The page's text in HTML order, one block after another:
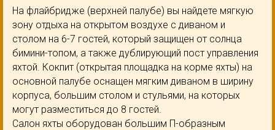
На флайбридже (верхней палубе) вы найдете мягкую
зону отдыха на открытом воздухе с диваном и
столом на 6-7 гостей, который защищен от солнца
бимини-топом, а также дублирующий пост управления
яхтой. Кокпит (открытая площадка на корме яхты) на
основной палубе оснащен мягким диваном в ширину
корпуса, большим столом и стульями, на которых
могут разместиться до 8 гостей.
Салон яхты оборудован большим П-образным